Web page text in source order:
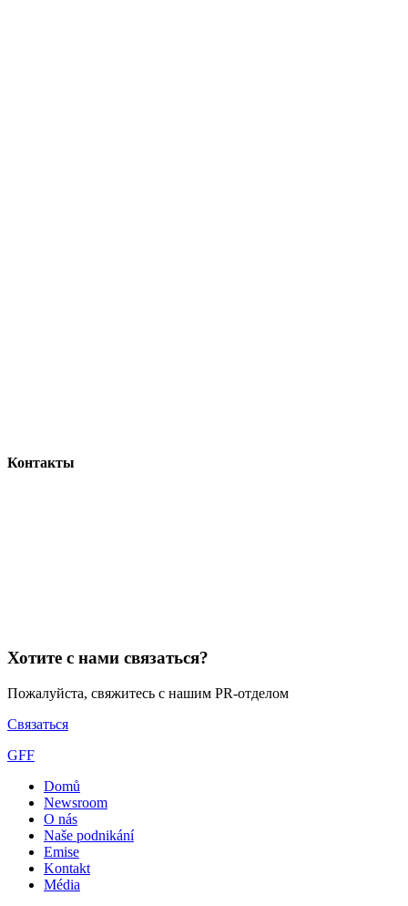
Контакты
Хотите с нами связаться?
Пожалуйста, свяжитесь с нашим PR-отделом
Связаться
GFF
Domů
Newsroom
O nás
Naše podnikání
Emise
Kontakt
Média